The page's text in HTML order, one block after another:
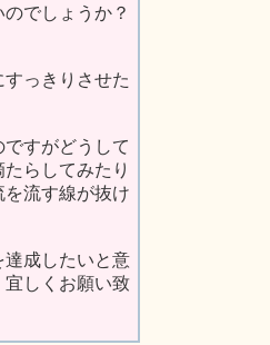
でしょうか？
っきりさせた
すがどうして
らしてみたり
流す線が抜け
成したいと意
しくお願い致